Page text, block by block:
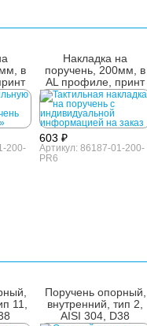
в
200-
Накладка на
поручень, 200мм, в
AL профиле, принт
№6
603 ₽
Артикул: 86187-01-200-
PR6
11,
Поручень опорный,
внутренний, тип 2,
AISI 304, D38